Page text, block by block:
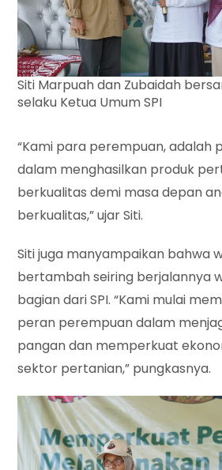
Siti Marpuah dan Zubaidah
selaku Ketua Umum SPI
“Kami para perempuan, adalah
dalam menghasilkan produk
berkualitas demi masa depan
berkualitas,” ujar Siti.
Siti juga manyampaikan bahwa
bertambah seiring berjalannya
bagian dari SPI. “Kami mulai
peran perempuan dalam
pangan dan memperkuat
sektor pertanian,” pungkasnya.